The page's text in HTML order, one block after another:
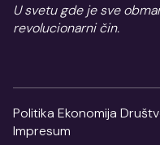
U svetu gde je sve
revolucionarni čin.
Politika Ekonomija
Impresum